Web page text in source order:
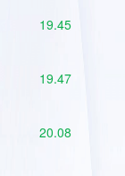
19.45
19.47
20.08